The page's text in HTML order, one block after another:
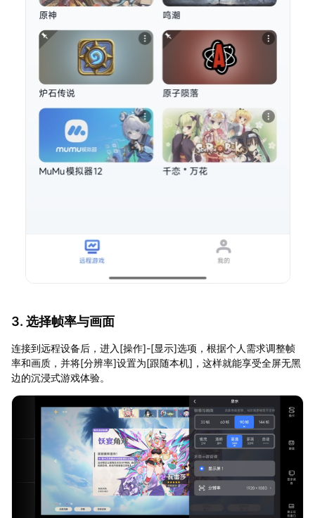
3. 选择帧率与画面
连接到远程设备后，进入[操作]-[显示]选项，根据个人需求调整帧
率和画质，并将[分辨率]设置为[跟随本机]，这样就能享受全屏无黑
边的沉浸式游戏体验。